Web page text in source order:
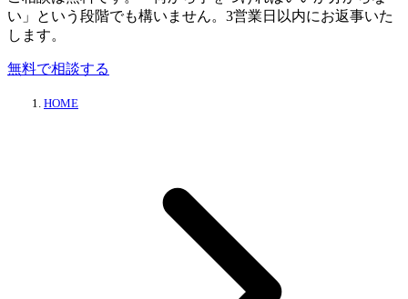
い」という段階でも構いません。3営業日以内にお返事いた
します。
無料で相談する
HOME